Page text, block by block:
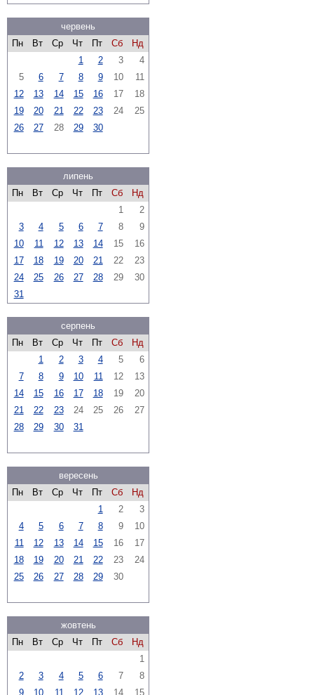
червень
Пн
Вт Ср Чт Пт Сб
Нд
1
2 3
4
5
6 7 8 9 10
11
12
13 14 15 16 17
18
19
20 21 22 23 24
25
26
27 28 29 30
липень
Пн
Вт Ср Чт Пт Сб
Нд
1
2
3
4 5 6 7 8
9
10
11 12 13 14 15
16
17
18 19 20 21 22
23
24
25 26 27 28 29
30
31
серпень
Пн
Вт Ср Чт Пт Сб
Нд
1
2 3 4 5
6
7
8 9 10 11 12
13
14
15 16 17 18 19
20
21
22 23 24 25 26
27
28
29 30 31
вересень
Пн
Вт Ср Чт Пт Сб
Нд
1
2
3
4
5 6 7 8 9
10
11
12 13 14 15 16
17
18
19 20 21 22 23
24
25
26 27 28 29 30
жовтень
Пн
Вт Ср Чт Пт Сб
Нд
1
2
3 4 5 6 7
8
9
10 11 12 13 14 15